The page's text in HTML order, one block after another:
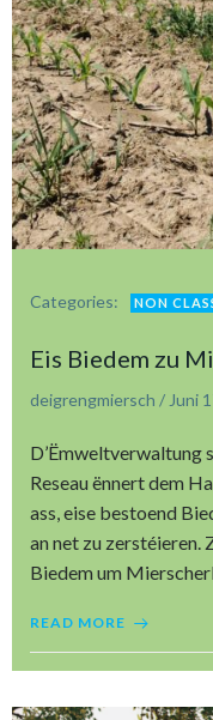
Categories: NON
Eis Biedem zu
deigrengmiersch / Juni
D’Ëmweltverwaltung
Reseau ënnert dem
ass, eise bestoend
an net zu zerstéieren.
Biedem um
READ MORE